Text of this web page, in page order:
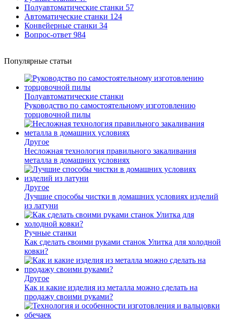
Полуавтоматические станки 57
Автоматические станки 124
Конвейерные станки 34
Вопрос-ответ 984
Популярные статьи
Полуавтоматические станки
Руководство по самостоятельному изготовлению
торцовочной пилы
Другое
Несложная технология правильного закаливания
металла в домашних условиях
Другое
Лучшие способы чистки в домашних условиях изделий
из латуни
Ручные станки
Как сделать своими руками станок Улитка для холодной
ковки?
Другое
Как и какие изделия из металла можно сделать на
продажу своими руками?